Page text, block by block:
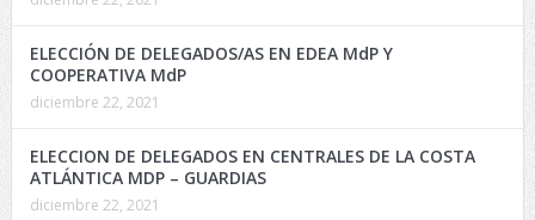
ELECCIÓN DE DELEGADOS/AS EN EDEA MdP Y
COOPERATIVA MdP
diciembre 22, 2021
ELECCION DE DELEGADOS EN CENTRALES DE LA COSTA
ATLÁNTICA MDP – GUARDIAS
diciembre 22, 2021